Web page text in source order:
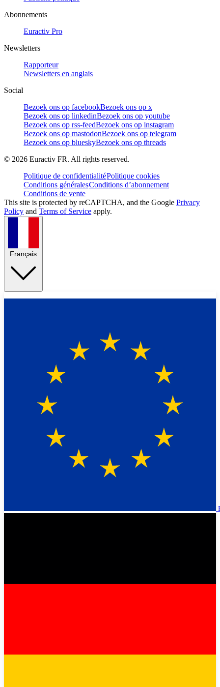
Abonnements
Euractiv Pro
Newsletters
Rapporteur
Newsletters en anglais
Social
Bezoek ons op facebookBezoek ons op x
Bezoek ons op linkedinBezoek ons op youtube
Bezoek ons op rss-feedBezoek ons op instagram
Bezoek ons op mastodonBezoek ons op telegram
Bezoek ons op blueskyBezoek ons op threads
© 2026 Euractiv FR. All rights reserved.
Politique de confidentialitéPolitique cookies
Conditions généralesConditions d’abonnement
Conditions de vente
This site is protected by reCAPTCHA, and the Google Privacy
Policy and Terms of Service apply.
Français